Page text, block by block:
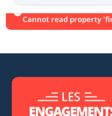
Une erreur est
Cannot read property